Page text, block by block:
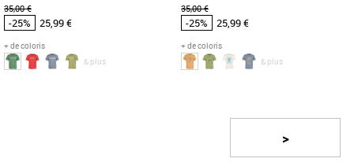
35,00 €
-25% 25,99 €
+ de coloris
& plus
35,00 €
-25% 25,99 €
+ de coloris
& plus
est un t-shirt pour homme alliant
confort et style décontracté, [...]
>